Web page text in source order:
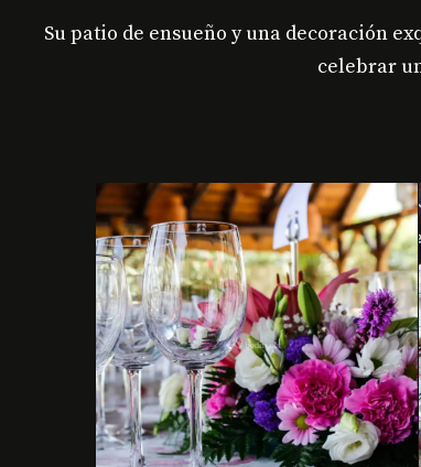
Su patio de ensueño y una decoración
celebrar